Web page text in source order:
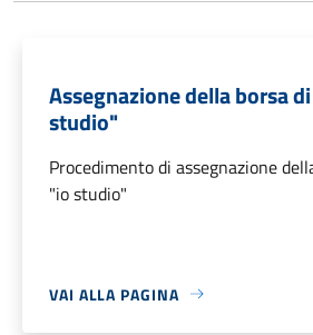
Assegnazione della borsa
studio"
Procedimento di assegnazione
"io studio"
VAI ALLA PAGINA